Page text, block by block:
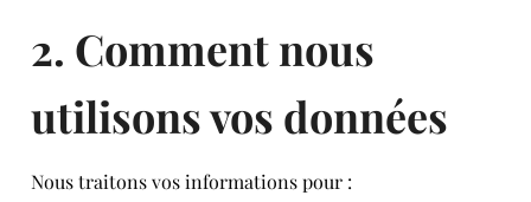
2. Comment nous
utilisons vos données
Nous traitons vos informations pour :